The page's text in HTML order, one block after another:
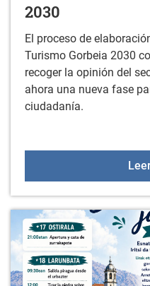
2030
El proceso de
Turismo Gorbeia 2030
recoger la opinión del
ahora una nueva fase
ciudadanía.